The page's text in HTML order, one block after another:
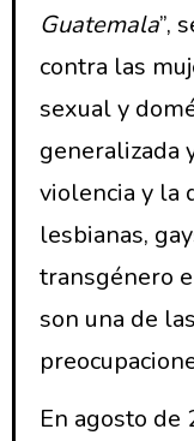
Guatemala”,
contra las
sexual y
generalizada
violencia y la
lesbianas,
transgénero
son una de
En agosto de